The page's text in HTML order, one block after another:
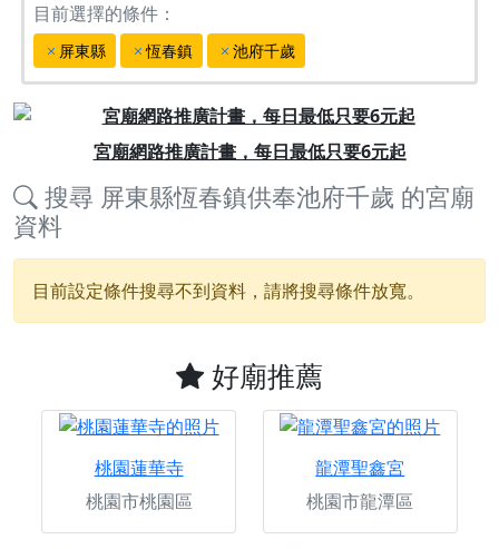
目前選擇的條件：
屏東縣 恆春鎮 池府千歲
宮廟網路推廣計畫，每日最低只要6元起
Previous
搜尋 屏東縣恆春鎮供奉池府千歲 的宮廟
資料
目前設定條件搜尋不到資料，請將搜尋條件放寬。
好廟推薦
桃園蓮華寺
桃園市桃園區
龍潭聖鑫宮
桃園市龍潭區